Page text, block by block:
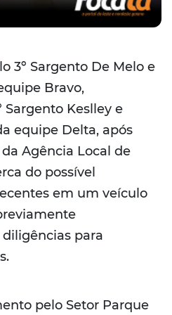
3º Sargento De Melo e
Bravo,
Keslley e
equipe Delta, após
Agência Local de
do possível
em um veículo
para
pelo Setor Parque